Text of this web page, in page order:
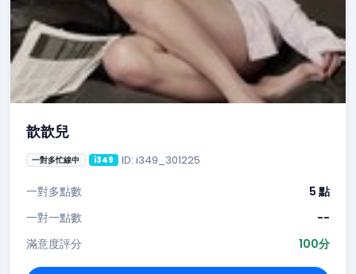
歆歆兒
一對多忙線中 i349 ID: i349_301225
一對多點數
5 點
一對一點數
--
滿意度評分
100分